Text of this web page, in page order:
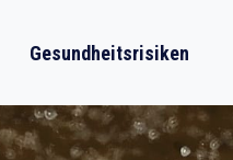
Gesundheitsrisiken